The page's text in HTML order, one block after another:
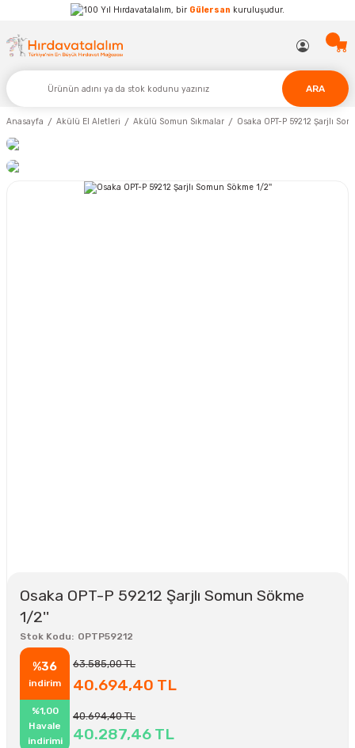
Hırdavatalalım, bir Gülersan kuruluşudur.
ARA
Anasayfa Akülü El Aletleri Akülü Somun Sıkmalar Osaka OPT-P 59212 Şarjlı
Osaka OPT-P 59212 Şarjlı Somun Sökme
1/2''
Stok Kodu OPTP59212
%36
indirim
63.585,00 TL
40.694,40 TL
%1,00
Havale
indirimi
40.694,40 TL
40.287,46 TL